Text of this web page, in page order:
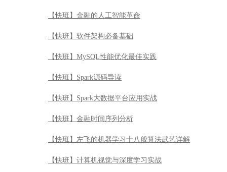
【快班】金融的人工智能革命
【快班】软件架构必备基础
【快班】MySQL性能优化最佳实践
【快班】Spark源码导读
【快班】Spark大数据平台应用实战
【快班】金融时间序列分析
【快班】左飞的机器学习十八般算法武艺详解
【快班】计算机视觉与深度学习实战